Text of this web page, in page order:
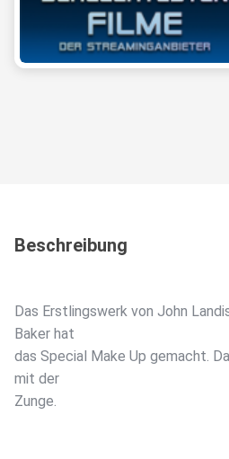
Beschreibung
Das Erstlingswerk von John
Baker hat
das Special Make Up gemacht.
mit der
Zunge.